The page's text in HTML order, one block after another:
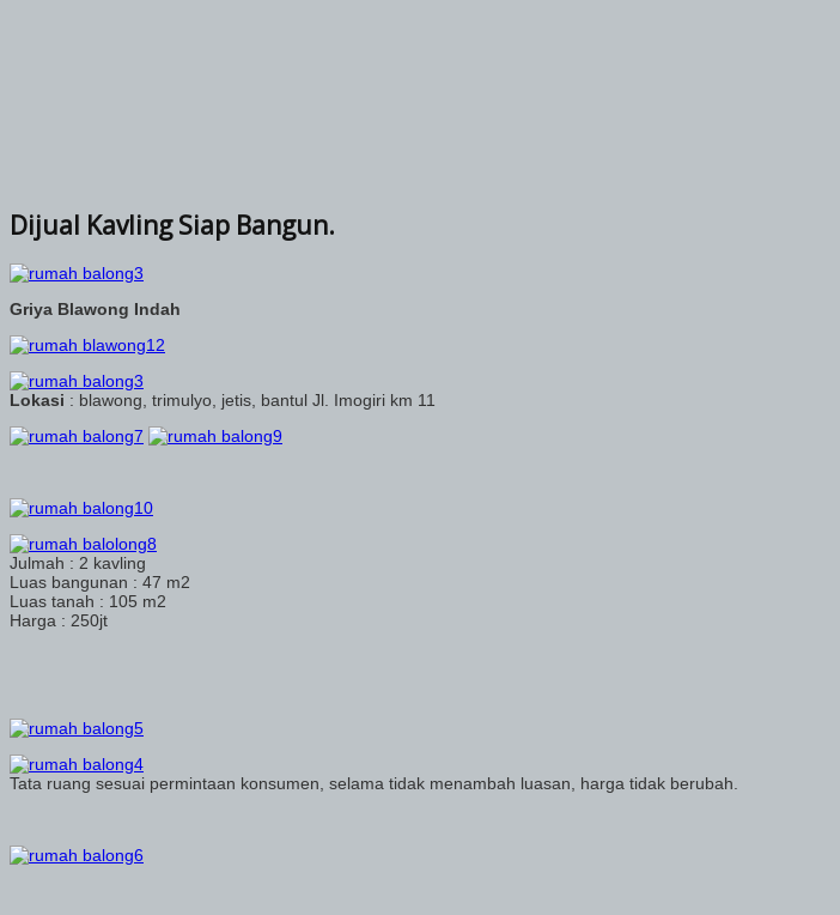
Dijual Kavling Siap Bangun.
Griya Blawong Indah
Lokasi : blawong, trimulyo, jetis, bantul Jl. Imogiri km 11
Julmah : 2 kavling
Luas bangunan : 47 m2
Luas tanah : 105 m2
Harga : 250jt
Tata ruang sesuai permintaan konsumen, selama tidak menambah luasan, harga tidak berubah.